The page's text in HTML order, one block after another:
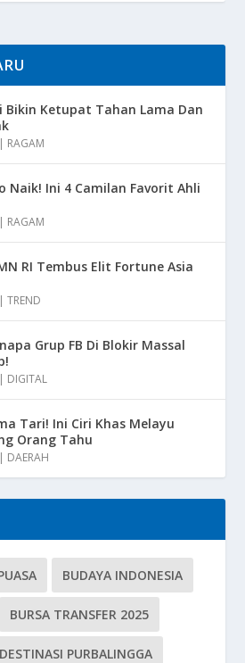
Bikin Ketupat Tahan Lama Dan
| RAGAM
Naik! Ini 4 Camilan Favorit Ahli
| RAGAM
RI Tembus Elit Fortune Asia
|TREND
Grup FB Di Blokir Massal
| DIGITAL
Tari! Ini Ciri Khas Melayu
Orang Tahu
| DAERAH
BUDAYA INDONESIA
BURSA TRANSFER 2025
DESTINASI PURBALINGGA